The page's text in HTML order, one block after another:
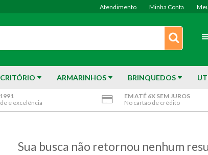
Atendimento Minha Conta
ARMARINHOS BRINQUEDOS
e excelência
EM ATÉ 6X SEM JUROS
No cartão de crédito
Sua busca não retornou nenhum